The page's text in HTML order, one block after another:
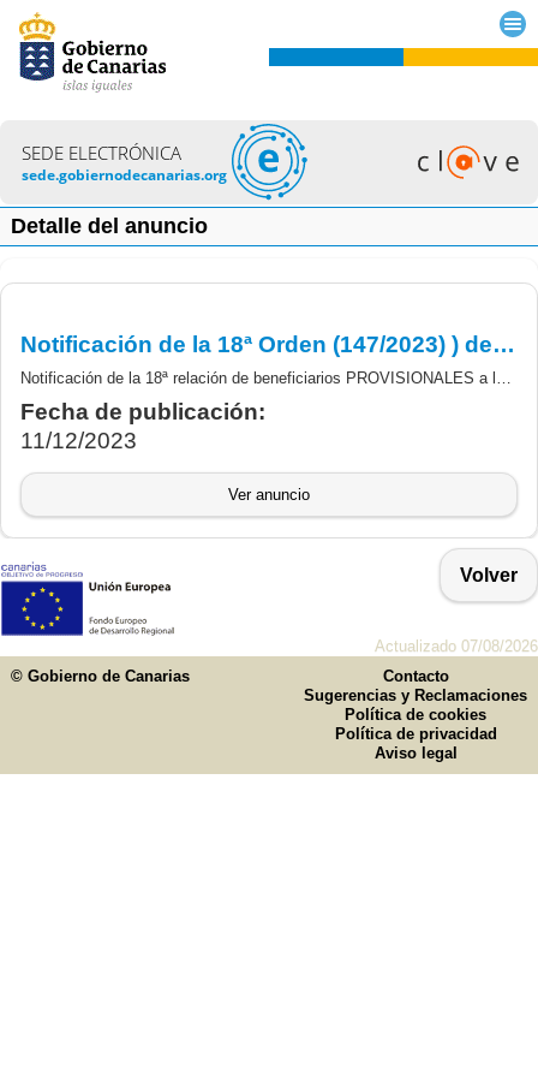
SEDE ELECTRÓNICA
sede.gobiernodecanarias.org
Detalle del anuncio
Notificación de la 18ª Orden (147/2023) ) de concesión PROVISIONAL de las subvenciones derivadas del RD 477/2021, de 29 de junio (AUTOCONSUMO Y ALMACENAMIENTO
Notificación de la 18ª relación de beneficiarios PROVISIONALES a los que se les ha concedido subvención derivada del RD 477/2021, de 29 de junio, por el que se aprueba la concesión directa a las comunidades autónomas y a las ciudades de Ceuta y Melilla de ayudas para la ejecución de diversos programas de incentivos ligados al autoconsumo y al almacenamiento, con fuentes de energía renovable, así como a la implantación de sistemas térmicos renovables en el sector residencial, en el marco del Plan de Recuperación, Transformación y Resiliencia (BOE número 155, de 30 de junio de 2021)
Fecha de publicación:
11/12/2023
Ver anuncio
Volver
Actualizado 07/08/2026
© Gobierno de Canarias
Contacto
Sugerencias y Reclamaciones
Política de cookies
Política de privacidad
Aviso legal